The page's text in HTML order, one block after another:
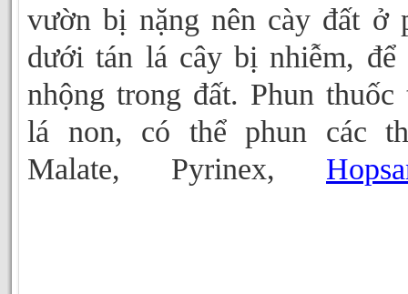
vườn bị nặng nên cày đất ở
dưới tán lá cây bị nhiễm, để
nhộng trong đất. Phun thuốc
lá non, có thể phun các
Malate, Pyrinex,